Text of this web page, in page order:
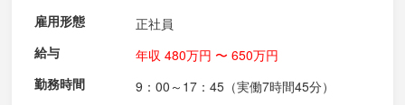
雇用形態
正社員
給与
年収 480万円 〜 650万円
勤務時間
9：00～17：45（実働7時間45分）